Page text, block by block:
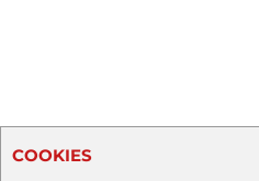
COOKIES